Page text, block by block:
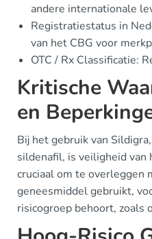
andere internationale
Registratiestatus in
van het CBG voor
OTC / Rx Classificatie:
Kritische
en
Bij het gebruik van
sildenafil, is veiligheid
cruciaal om te overleggen
geneesmiddel gebruikt,
risicogroep behoort, zoals